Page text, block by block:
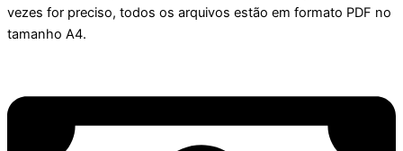
vezes for preciso, todos os arquivos estão em formato PDF no
tamanho A4.